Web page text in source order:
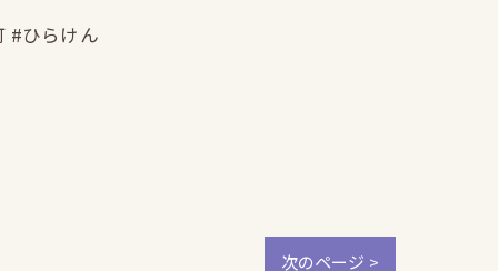
#ひらけん
次のページ >